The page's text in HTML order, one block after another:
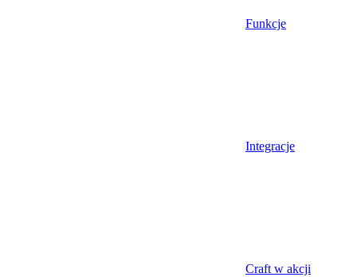
Funkcje
Integracje
Craft w akcji